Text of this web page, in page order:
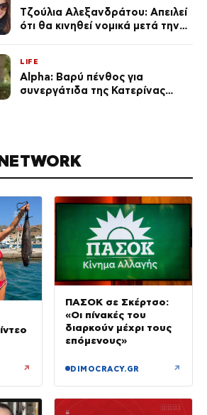
Τζούλια Αλεξανδράτου: Απειλεί
ότι θα κινηθεί νομικά μετά την
LIFE
Alpha: Βαρύ πένθος για
συνεργάτιδα της Κατερίνας
↗
ΠΑΣΟΚ σε Σκέρτσο:
«Οι πίνακές του
διαρκούν μέχρι τους
επόμενους»
DIMOCRACY.GR ↗